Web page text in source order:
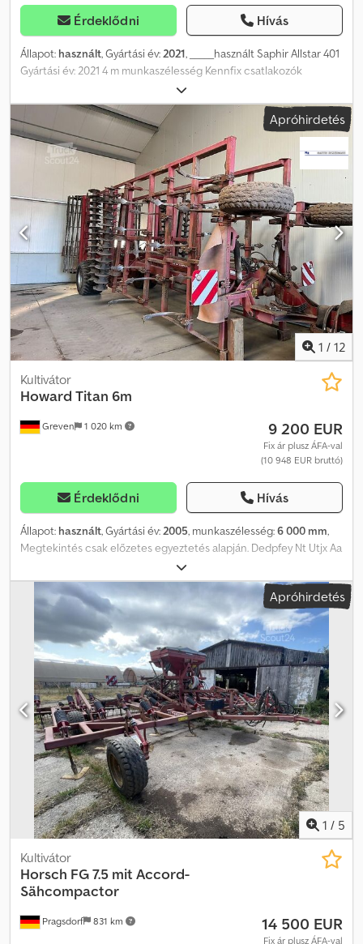
Érdeklődni Hívás
Állapot: használt, Gyártási év:2021, _____használt Saphir Allstar 401
Gyártási év: 2021 4 m munkaszélesség Kennfix csatlakozók
Herkuleszín 70x12x755 Lábformájú (libaláb) szórólapát Hengeres
talajkiegyenlítő (RPW 500) Összecsukható Világítás Utólagos
gereblyező (Allstar 401 Profi) Szárnyas talajszántó Állapot: Újszerű
Tárolási hely: Genthin Dcodpfx Asu Sykfea Dsk
Apróhirdetés
1 / 12
Greven 1 020 km
Kultivátor
Howard Titan 6m
9 200 EUR
Fix ár plusz ÁFA-val
(10 948 EUR bruttó)
Érdeklődni Hívás
Állapot: használt, Gyártási év:2005, munkaszélesség:6 000 mm,
Megtekintés csak előzetes egyeztetés alapján. Dedpfey Nt Utjx Aa
Dock Howard Titan 4-soros grubber tárcsás boronával és
hengereggel - Munkaszélesség: 6 m - Hidraulikus mélységállítás -
Futómű - Összecsukásbiztosítás - Világítás - Utánfutó henger
Előzetes értékesítés, hibák és elírások jogfenntartásával.
Apróhirdetés
1 / 5
Pragsdorf 831 km
Kultivátor
Horsch FG 7.5 mit Accord-
Sähcompactor
14 500 EUR
Fix ár plusz ÁFA-val